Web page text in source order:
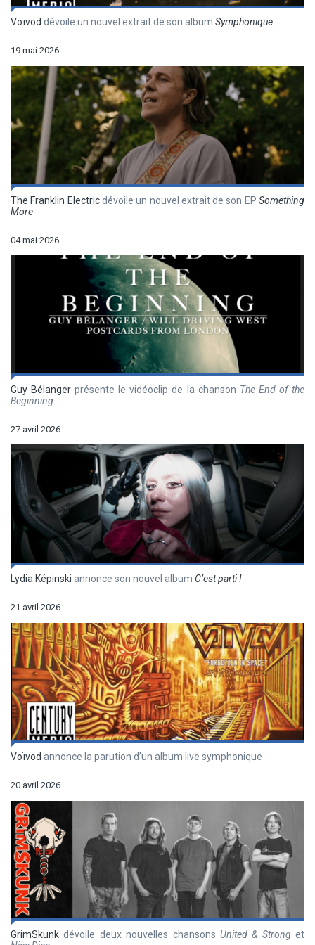
Voïvod dévoile un nouvel extrait de son album Symphonique
19 mai 2026
The Franklin Electricdévoile un nouvel extrait de son EPSomething
More
04 mai 2026
Guy Bélanger présente le vidéoclip de la chanson The End of the
Beginning
27 avril 2026
Lydia Képinski annonce son nouvel album C’est parti !
21 avril 2026
Voïvod annonce la parution d’un album live symphonique
20 avril 2026
GrimSkunk dévoile deux nouvelles chansons United & Stronget